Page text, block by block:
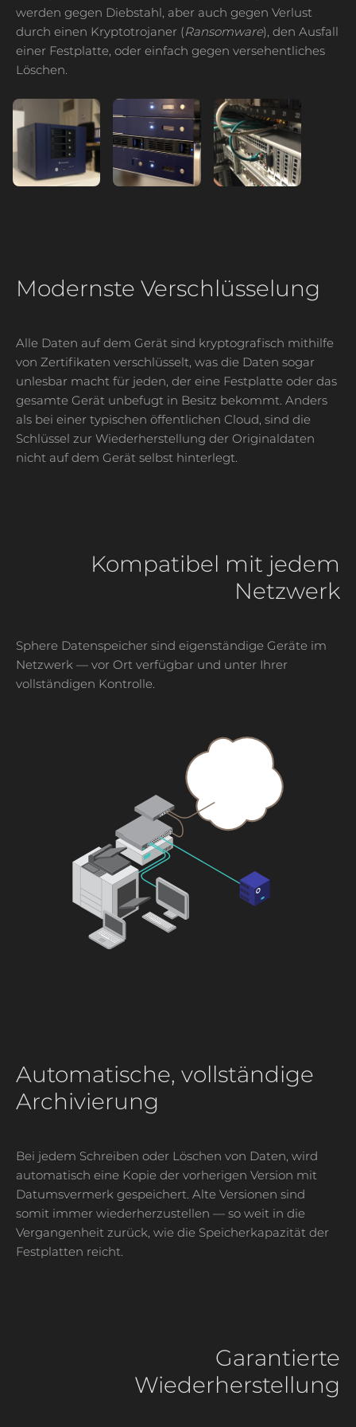
werden gegen Diebstahl, aber auch gegen Verlust
durch einen Kryptotrojaner (Ransomware), den Ausfall
einer Festplatte, oder einfach gegen versehentliches
Löschen.
Modernste Verschlüsselung
Alle Daten auf dem Gerät sind kryptografisch mithilfe
von Zertifikaten verschlüsselt, was die Daten sogar
unlesbar macht für jeden, der eine Festplatte oder das
gesamte Gerät unbefugt in Besitz bekommt. Anders
als bei einer typischen öffentlichen Cloud, sind die
Schlüssel zur Wiederherstellung der Originaldaten
nicht auf dem Gerät selbst hinterlegt.
Kompatibel mit jedem
Netzwerk
Sphere Datenspeicher sind eigenständige Geräte im
Netzwerk — vor Ort verfügbar und unter Ihrer
vollständigen Kontrolle.
Automatische, vollständige
Archivierung
Bei jedem Schreiben oder Löschen von Daten, wird
automatisch eine Kopie der vorherigen Version mit
Datumsvermerk gespeichert. Alte Versionen sind
somit immer wiederherzustellen — so weit in die
Vergangenheit zurück, wie die Speicherkapazität der
Festplatten reicht.
Garantierte
Wiederherstellung